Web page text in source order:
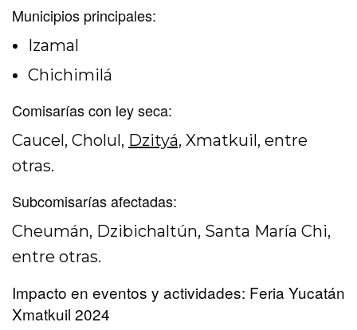
Municipios principales:
Izamal
Chichimilá
Comisarías con ley seca:
Caucel, Cholul, Dzityá, Xmatkuil, entre
otras.
Subcomisarías afectadas:
Cheumán, Dzibichaltún, Santa María Chi,
entre otras.
Impacto en eventos y actividades: Feria Yucatán
Xmatkuil 2024